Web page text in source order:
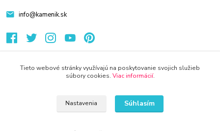
info@kamenik.sk
Tieto webové stránky využívajú na poskytovanie svojich služieb
súbory cookies. Viac informácií.
Nastavenia Súhlasím